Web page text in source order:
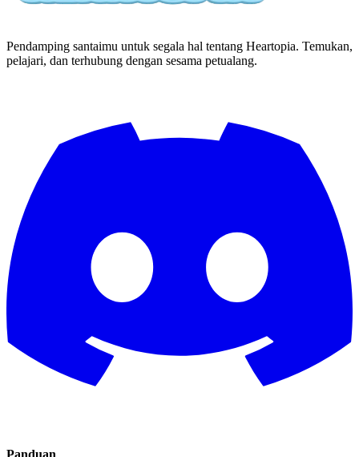
Pendamping santaimu untuk segala hal tentang Heartopia. Temukan,
pelajari, dan terhubung dengan sesama petualang.